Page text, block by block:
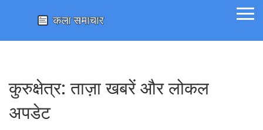
कुरुक्षेत्र: ताज़ा खबरें और लोकल
अपडेट